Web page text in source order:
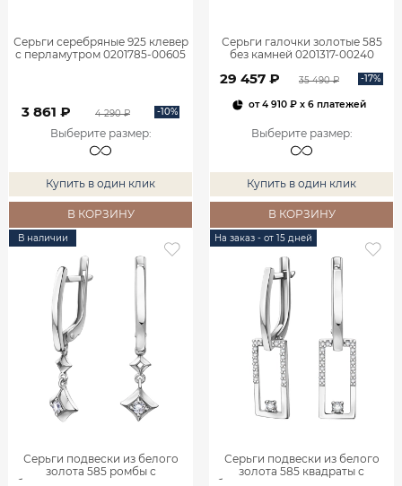
Серьги серебряные 925 клевер
с перламутром 0201785-00605
3 861 ₽ 4 290 ₽ -10%
Выберите размер:
Купить в один клик
В КОРЗИНУ
Серьги галочки золотые 585
без камней 0201317-00240
29 457 ₽ 35 490 ₽ -17%
от4 910 ₽x 6 платежей
Выберите размер:
Купить в один клик
В КОРЗИНУ
В наличии
Серьги подвески из белого
золота 585 ромбы с
На заказ - от 15 дней
Серьги подвески из белого
золота 585 квадраты с